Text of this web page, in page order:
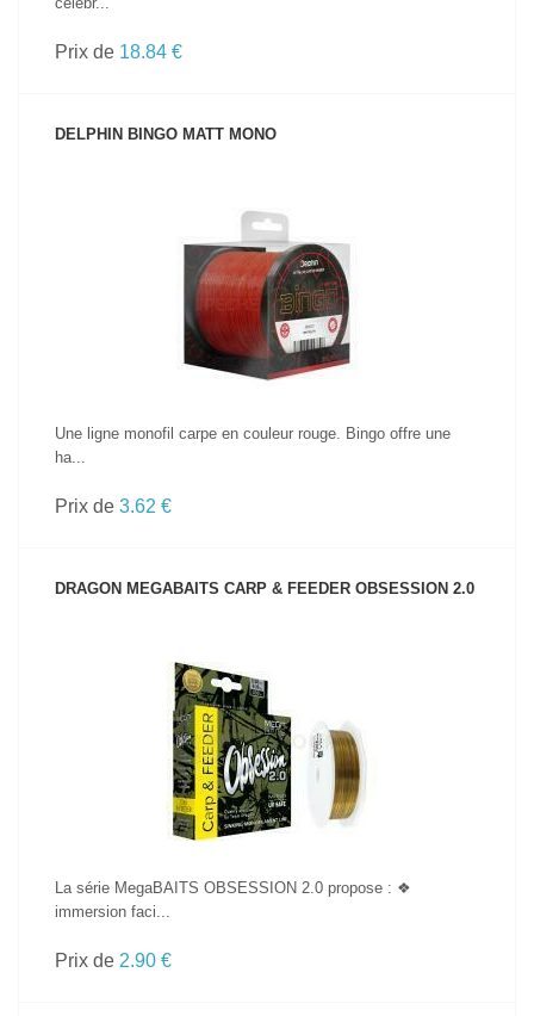
Prix de 18.84 €
DELPHIN BINGO MATT MONO
VOIR LE PRODUIT
Une ligne monofil carpe en couleur rouge. Bingo offre une
ha...
Prix de 3.62 €
DRAGON MEGABAITS CARP & FEEDER OBSESSION 2.0
VOIR LE PRODUIT
La série MegaBAITS OBSESSION 2.0 propose : ❖
immersion faci...
Prix de 2.90 €